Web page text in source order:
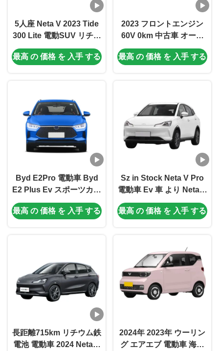
5人座 Neta V 2023 Tide
300 Lite 電動SUV リチウ
ム鉄リン酸塩と
4070*1690*1540 寸法
最高 の 価格 を 入手 する
2023 フロントエンジン
60V 0km 中古車 オート
電気 5席 Byd Qin 急速充
電 E2 EV コチェ オート
最高 の 価格 を 入手 する
Byd E2Pro 電動車 Byd
E2 Plus Ev スポーツカー
充電時間 急速充電 0.5 時
間 座席 5 座席 5 ドア
最高 の 価格 を 入手 する
Sz in Stock Neta V Pro
電動車 Ev 車 より Neta U
Neta S ベストセラーモデ
ル 新エネルギー車両販売
最高 の 価格 を 入手 する
長距離715km リチウム鉄
電池 電動車 2024 Neta S
2024年 2023年 ウーリン
グ エアエブ 電動車 海外